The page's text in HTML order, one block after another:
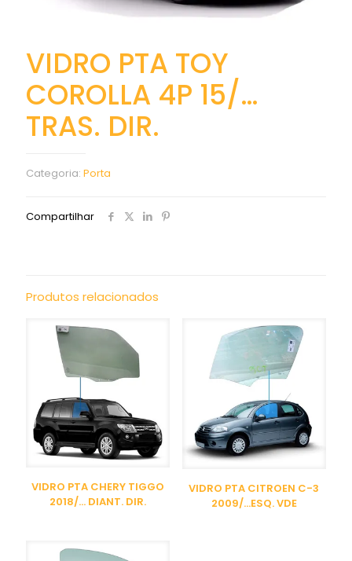
VIDRO PTA TOY
COROLLA 4P 15/…
TRAS. DIR.
Categoria: Porta
Compartilhar
Produtos relacionados
VIDRO PTA CHERY TIGGO
2018/… DIANT. DIR.
VIDRO PTA CITROEN C-3
2009/…ESQ. VDE